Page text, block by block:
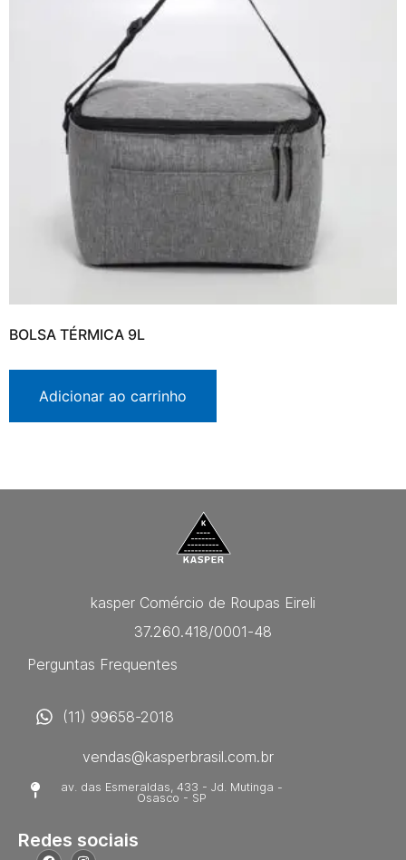
BOLSA TÉRMICA 9L
Adicionar ao carrinho
kasper Comércio de Roupas Eireli
37.260.418/0001-48
Perguntas Frequentes
(11) 99658-2018
vendas@kasperbrasil.com.br
av. das Esmeraldas, 433 - Jd. Mutinga -
Osasco - SP
Redes sociais